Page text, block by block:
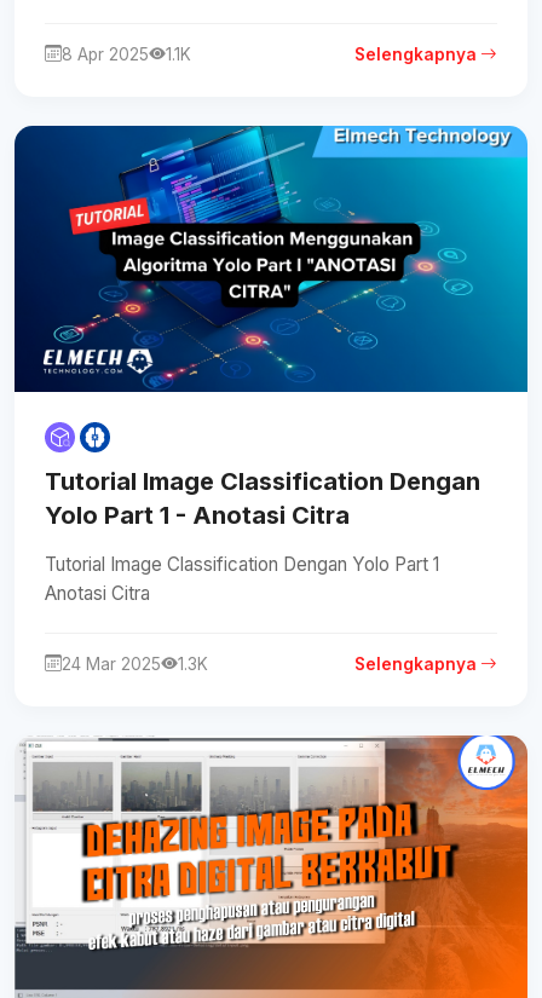
8 Apr 2025 1.1K Selengkapnya
Tutorial Image Classification Dengan
Yolo Part 1 - Anotasi Citra
Tutorial Image Classification Dengan Yolo Part 1
Anotasi Citra
24 Mar 2025 1.3K Selengkapnya